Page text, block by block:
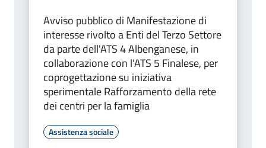
Avviso pubblico di Manifestazione di
interesse rivolto a Enti del Terzo Settore
da parte dell'ATS 4 Albenganese, in
collaborazione con l'ATS 5 Finalese, per
coprogettazione su iniziativa
sperimentale Rafforzamento della rete
dei centri per la famiglia
Assistenza sociale